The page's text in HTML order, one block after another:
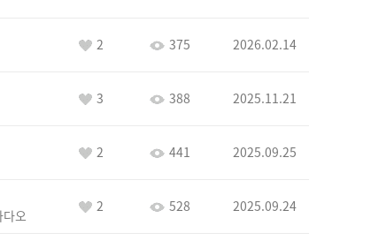
2 375 2026.02.14
3 388 2025.11.21
2 441 2025.09.25
오
2 528 2025.09.24